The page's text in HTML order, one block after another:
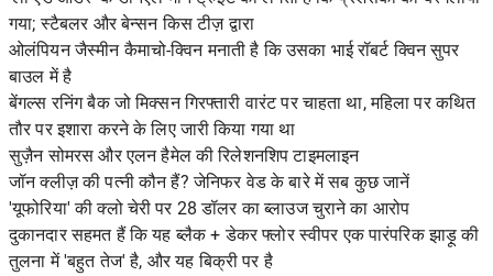
गया; स्टैबलर और बेन्सन किस टीज़ द्वारा
ओलंपियन जैस्मीन कैमाचो-क्विन मनाती है कि उसका भाई रॉबर्ट क्विन सुपर
बाउल में है
बेंगल्स रनिंग बैक जो मिक्सन गिरफ्तारी वारंट पर चाहता था, महिला पर कथित
तौर पर इशारा करने के लिए जारी किया गया था
सुज़ैन सोमरस और एलन हैमेल की रिलेशनशिप टाइमलाइन
जॉन क्लीज़ की पत्नी कौन हैं? जेनिफर वेड के बारे में सब कुछ जानें
'यूफोरिया' की क्लो चेरी पर 28 डॉलर का ब्लाउज चुराने का आरोप
दुकानदार सहमत हैं कि यह ब्लैक + डेकर फ्लोर स्वीपर एक पारंपरिक झाड़ू की
तुलना में 'बहुत तेज' है, और यह बिक्री पर है